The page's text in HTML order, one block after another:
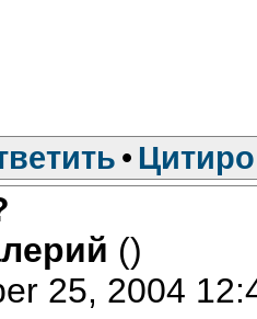
•
()
25, 2004